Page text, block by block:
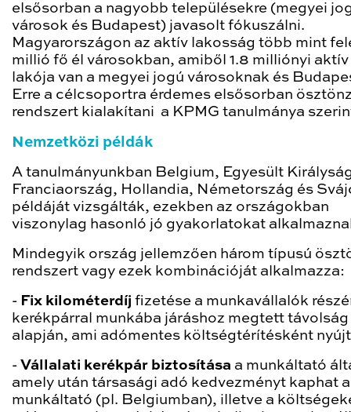
elsősorban a nagyobb településekre (megyei
városok és Budapest) javasolt fókuszálni.
Magyarországon az aktív lakosság több mint
millió fő él városokban, amiből 1.8 milliónyi
lakója van a megyei jogú városoknak és
Erre a célcsoportra érdemes elsősorban
rendszert kialakítani a KPMG tanulmánya
Nemzetközi példák
A tanulmányunkban Belgium, Egyesült
Franciaország, Hollandia, Németország és
példáját vizsgálták, ezekben az országokban
viszonylag hasonló jó gyakorlatokat
Mindegyik ország jellemzően három típusú
rendszert vagy ezek kombinációját alkalmazza:
- Fix kilométerdíj fizetése a munkavállalók
kerékpárral munkába járáshoz megtett távolság
alapján, ami adómentes költségtérítésként
- Vállalati kerékpár biztosítása a munkáltató
amely után társasági adó kedvezményt kaphat a
munkáltató (pl. Belgiumban), illetve a